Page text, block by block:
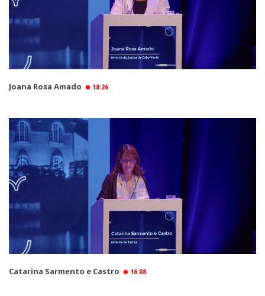
Joana Rosa Amado 18:26
Catarina Sarmento e Castro 16:08